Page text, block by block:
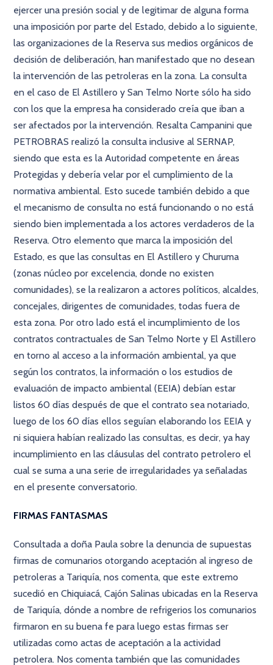
ejercer una presión social y de legitimar de alguna forma
una imposición por parte del Estado, debido a lo siguiente,
las organizaciones de la Reserva sus medios orgánicos de
decisión de deliberación, han manifestado que no desean
la intervención de las petroleras en la zona. La consulta
en el caso de El Astillero y San Telmo Norte sólo ha sido
con los que la empresa ha considerado creía que iban a
ser afectados por la intervención. Resalta Campanini que
PETROBRAS realizó la consulta inclusive al SERNAP,
siendo que esta es la Autoridad competente en áreas
Protegidas y debería velar por el cumplimiento de la
normativa ambiental. Esto sucede también debido a que
el mecanismo de consulta no está funcionando o no está
siendo bien implementada a los actores verdaderos de la
Reserva. Otro elemento que marca la imposición del
Estado, es que las consultas en El Astillero y Churuma
(zonas núcleo por excelencia, donde no existen
comunidades), se la realizaron a actores políticos, alcaldes,
concejales, dirigentes de comunidades, todas fuera de
esta zona. Por otro lado está el incumplimiento de los
contratos contractuales de San Telmo Norte y El Astillero
en torno al acceso a la información ambiental, ya que
según los contratos, la información o los estudios de
evaluación de impacto ambiental (EEIA) debían estar
listos 60 días después de que el contrato sea notariado,
luego de los 60 días ellos seguían elaborando los EEIA y
ni siquiera habían realizado las consultas, es decir, ya hay
incumplimiento en las cláusulas del contrato petrolero el
cual se suma a una serie de irregularidades ya señaladas
en el presente conversatorio.
FIRMAS FANTASMAS
Consultada a doña Paula sobre la denuncia de supuestas
firmas de comunarios otorgando aceptación al ingreso de
petroleras a Tariquía, nos comenta, que este extremo
sucedió en Chiquiacá, Cajón Salinas ubicadas en la Reserva
de Tariquía, dónde a nombre de refrigerios los comunarios
firmaron en su buena fe para luego estas firmas ser
utilizadas como actas de aceptación a la actividad
petrolera. Nos comenta también que las comunidades